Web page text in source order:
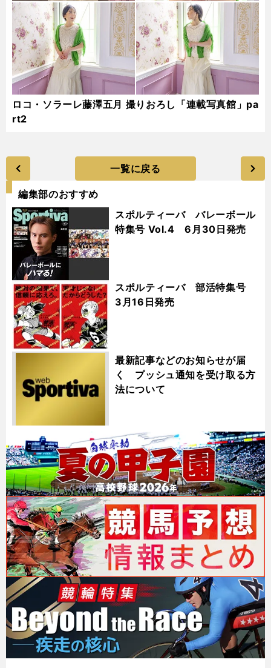
ロコ・ソラーレ藤澤五月 撮りおろし「連載写真館」pa
rt2
一覧に戻る
編集部のおすすめ
スポルティーバ バレーボール
特集号 Vol.4 6月30日発売
スポルティーバ 部活特集号
3月16日発売
最新記事などのお知らせが届
く プッシュ通知を受け取る方
法について